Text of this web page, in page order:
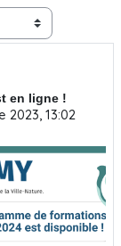
en ligne !
2023, 13:02